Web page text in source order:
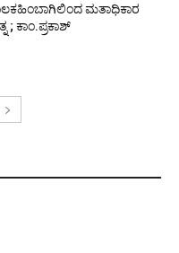
ಮತಾಧಿಕಾರ
ಕಾಂ.ಪ್ರಕಾಶ್